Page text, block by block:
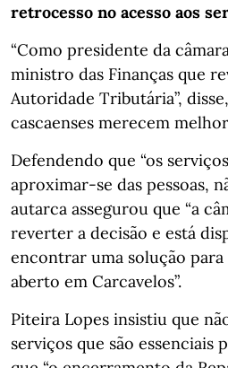
retrocesso no acesso aos
“Como presidente da
ministro das Finanças que
Autoridade Tributária”,
cascaenses merecem
Defendendo que “os
aproximar-se das pessoas,
autarca assegurou que “a
reverter a decisão e está
encontrar uma solução
aberto em Carcavelos”.
Piteira Lopes insistiu que
serviços que são essenciais